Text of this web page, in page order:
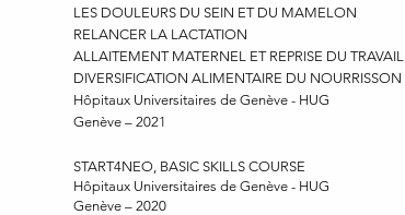
LES DOULEURS DU SEIN ET DU MAMELON
RELANCER LA LACTATION
ALLAITEMENT MATERNEL ET REPRISE DU TRAVAIL
DIVERSIFICATION ALIMENTAIRE DU NOURRISSON
Hôpitaux Universitaires de Genève - HUG
Genève – 2021
START4NEO, BASIC SKILLS COURSE
Hôpitaux Universitaires de Genève - HUG
Genève – 2020